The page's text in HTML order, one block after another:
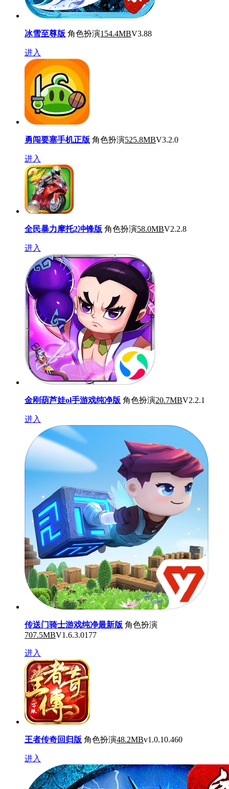
冰雪至尊版 角色扮演154.4MBV3.88
进入
勇闯要塞手机正版 角色扮演525.8MBV3.2.0
进入
全民暴力摩托2冲锋版 角色扮演58.0MBV2.2.8
进入
金刚葫芦娃ol手游戏纯净版 角色扮演20.7MBV2.2.1
进入
传送门骑士游戏纯净最新版 角色扮演
707.5MBV1.6.3.0177
进入
王者传奇回归版 角色扮演48.2MBv1.0.10.460
进入